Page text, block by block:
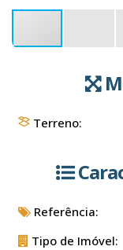
Terreno:
Referência:
Tipo de Imóvel: